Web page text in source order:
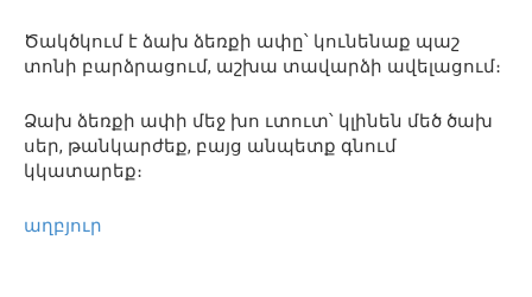
Ծակծկում է ձախ ձեռքի ափը՝ կունենաք պաշ
տոնի բարձրացում, աշխա տավարձի ավելացում։
Ձախ ձեռքի ափի մեջ խո ւտուտ՝ կլինեն մեծ ծախ
սեր, թանկարժեք, բայց անպետք գնում
կկատարեք։
աղբյուր